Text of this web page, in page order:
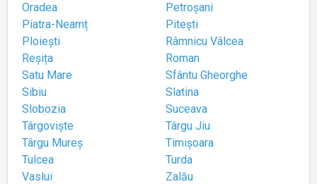
Oradea
Petroșani
Piatra-Neamț
Pitești
Ploiești
Râmnicu Vâlcea
Reșița
Roman
Satu Mare
Sfântu Gheorghe
Sibiu
Slatina
Slobozia
Suceava
Târgoviște
Târgu Jiu
Târgu Mureș
Timișoara
Tulcea
Turda
Vaslui
Zalău